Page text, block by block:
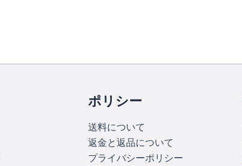
ポリシー
送料について
返金と返品について
プライバシーポリシー